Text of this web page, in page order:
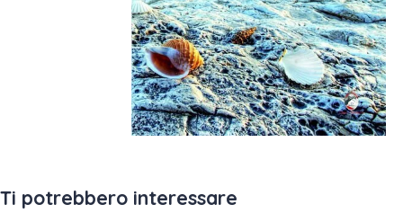
Ti potrebbero interessare